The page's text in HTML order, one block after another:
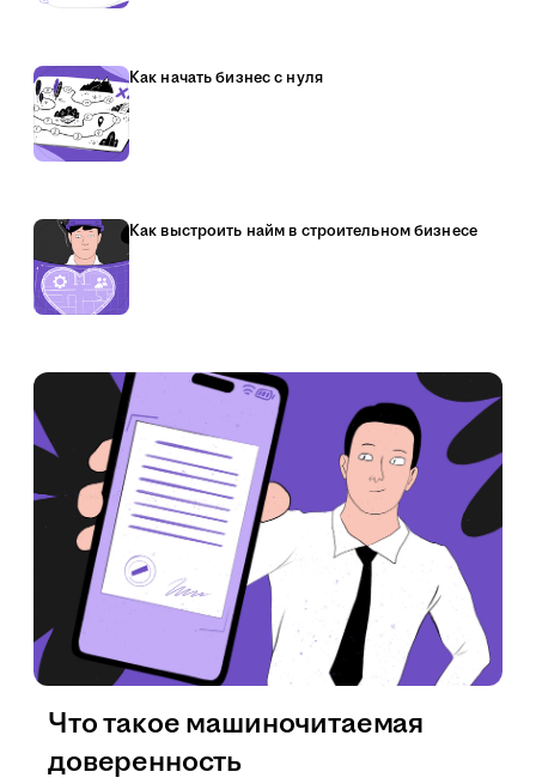
Как начать бизнес с нуля
Как выстроить найм в строительном бизнесе
Что такое машиночитаемая
доверенность